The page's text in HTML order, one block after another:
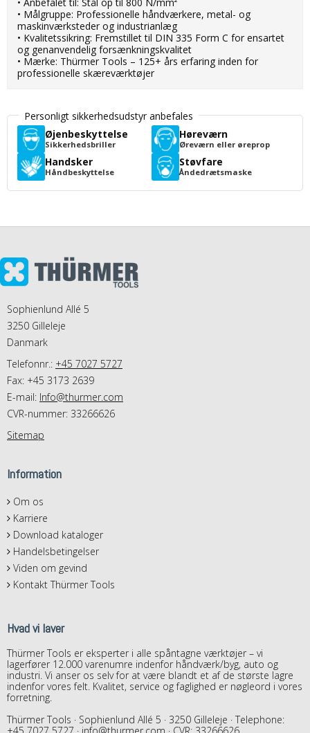
• Målgruppe: Professionelle håndværkere, metal- og
maskinværksteder og industrianlæg
• Kvalitetssikring: Fremstillet til DIN 335 Form C for ensartet
og genanvendelig forsænkningskvalitet
• Mærke: Thürmer Tools – 125+ års erfaring inden for
professionelle skæreværktøjer
Personligt sikkerhedsudstyr anbefales
Øjenbeskyttelse
Sikkerhedsbriller
Høreværn
Øreværn eller øreprop
Handsker
Håndbeskyttelse
Støvfare
Åndedrætsmaske
Sophienlund Allé 5
3250 Gilleleje
Danmark
Telefonnr.: +45 7027 5727
Fax: +45 3173 2639
E-mail: Info@thurmer.com
CVR-nummer: 33266626
Sitemap
Information
Om os
Karriere
Download kataloger
Handelsbetingelser
Viden om gevind
Kontakt Thürmer Tools
Hvad vi laver
Thürmer Tools er eksperter i alle spåntagne værktøjer – vi
lagerfører 12.000 varenumre indenfor håndværk/byg, auto og
industri. Vi anser os selv for at være blandt et af de største lagre
indenfor vores felt. Kvalitet, service og faglighed er nøgleord i vores
forretning.
Thürmer Tools · Sophienlund Allé 5 · 3250 Gilleleje · Telephone:
+45 7027 5727 · info@thurmer.com · CVR: 33266626